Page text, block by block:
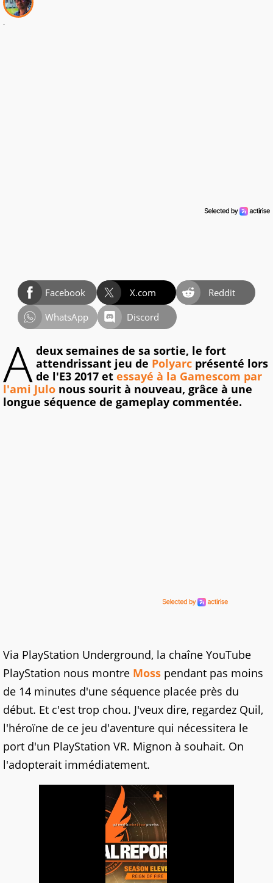
.
Facebook X.com
Reddit
WhatsApp
Discord
A deux semaines de sa sortie, le fort
attendrissant jeu de Polyarc présenté lors
de l'E3 2017 et essayé à la Gamescom par
l'ami Julo nous sourit à nouveau, grâce à une
longue séquence de gameplay commentée.
Via PlayStation Underground, la chaîne YouTube
PlayStation nous montre Moss pendant pas moins
de 14 minutes d'une séquence placée près du
début. Et c'est trop chou. J'veux dire, regardez Quil,
l'héroïne de ce jeu d'aventure qui nécessitera le
port d'un PlayStation VR. Mignon à souhait. On
l'adopterait immédiatement.